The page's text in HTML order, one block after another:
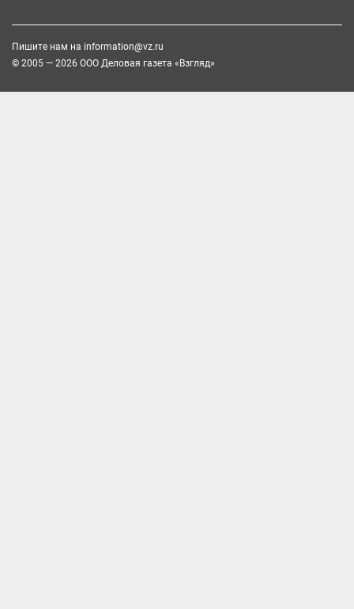
Пишите нам на information@vz.ru
© 2005 — 2026 ООО Деловая газета «Взгляд»